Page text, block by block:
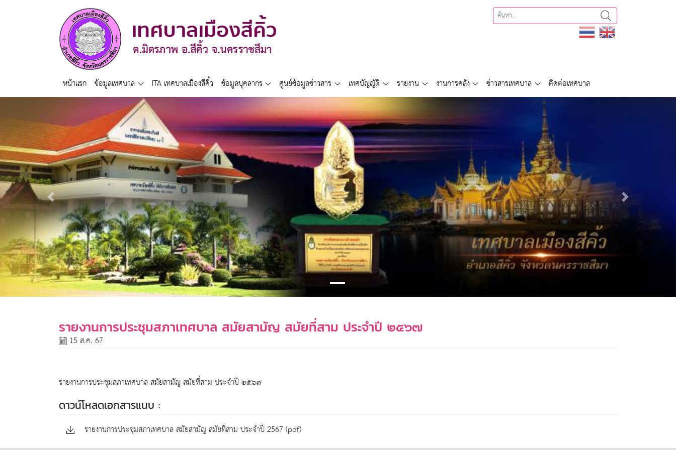
หน้าแรก ข้อมูลเทศบาล ITA เทศบาลเมืองสีคิ้ว ข้อมูลบุคลากร ศูนย์ข้อมูลข่าวสาร เทศบัญญัติ รายงาน งานการคลัง ข่าวสารเทศบาล ติดต่อเทศบาล
Previous Next
รายงานการประชุมสภาเทศบาล สมัยสามัญ สมัยที่สาม ประจำปี ๒๕๖๗
15 ส.ค. 67
รายงานการประชุมสภาเทศบาล สมัยสามัญ สมัยที่สาม ประจำปี ๒๕๖๗
ดาวน์โหลดเอกสารแนบ :
รายงานการประชุมสภาเทศบาล สมัยสามัญ สมัยที่สาม ประจำปี 2567 (pdf)